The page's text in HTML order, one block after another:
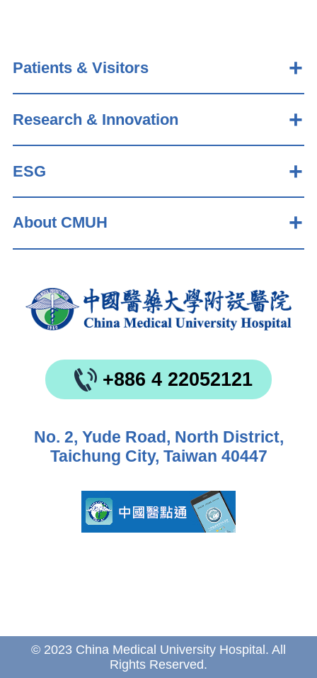
Patients & Visitors
Research & Innovation
ESG
About CMUH
+886 4 22052121
No. 2, Yude Road, North District,
Taichung City, Taiwan 40447
© 2023 China Medical University Hospital. All
Rights Reserved.